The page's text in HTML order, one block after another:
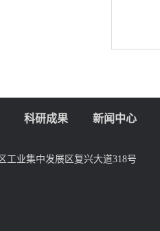
科研成果 新闻中心
工业集中发展区复兴大道318号